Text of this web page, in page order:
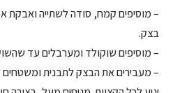
– מוסיפים קמח, סודה לשתייה ואבקת
בצק.
– מוסיפים שוקולד ומערבלים עד
– מעבירים את הבצק לתבנית